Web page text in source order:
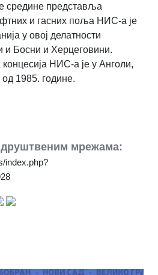
средине представља
и гасних поља НИС-а је
у овој делатности
и Босни и Херцеговини.
концесија НИС-а је у Анголи,
1985. године.
друштвеним мрежама:
index.php?